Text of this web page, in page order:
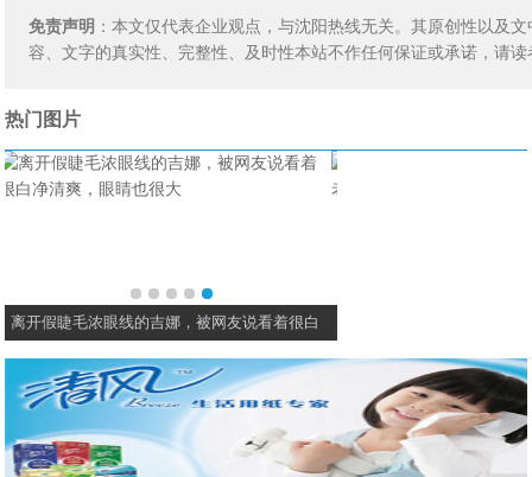
免责声明 ：本文仅代表企业观点，与沈阳热线无关。其原创性以及
容、文字的真实性、完整性、及时性本站不作任何保证或承诺，请
热门图片
海清还是把头发剪了吧，长发没气质还显老，